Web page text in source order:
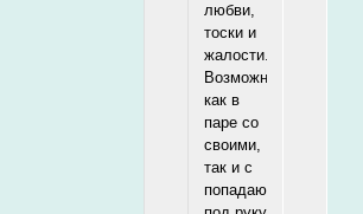
любви,
тоски и
жалости.
Возможно
как в
паре со
своими,
так и с
попадающимися